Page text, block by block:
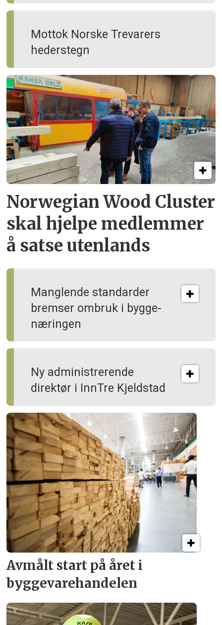
Mottok Norske Trevarers
hederstegn
Norwegian Wood Cluster
skal hjelpe medlemmer
å satse utenlands
Manglende standarder
bremser ombruk i bygge­
næringen
Ny administrerende
direktør i InnTre Kjeldstad
Avmålt start på året i
byggevare­handelen